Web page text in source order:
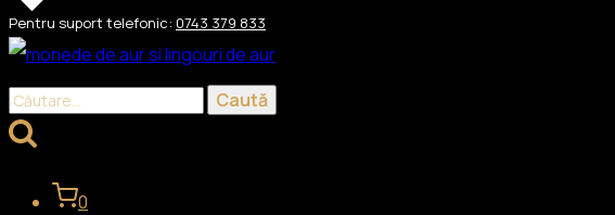
Skip
to
content
Pentru suport telefonic: 0743 379 833
Caută
după:
0